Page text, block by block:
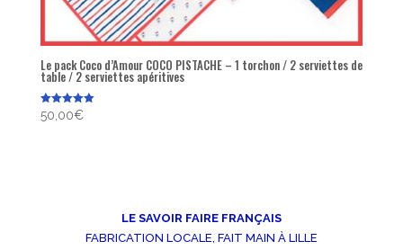
Le pack Coco d’Amour COCO PISTACHE – 1 torchon / 2 serviettes de
table / 2 serviettes apéritives
Note
5.00
50,00€
LE SAVOIR FAIRE FRANÇAIS
FABRICATION LOCALE, FAIT MAIN À LILLE